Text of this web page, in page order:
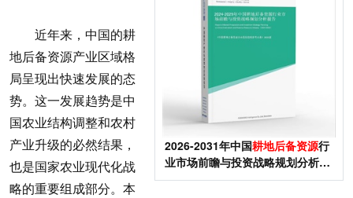
2026-2031年中国耕地后备资源行
业市场前瞻与投资战略规划分析报
告
近年来，中国的耕
地后备资源产业区域格
局呈现出快速发展的态
势。这一发展趋势是中
国农业结构调整和农村
产业升级的必然结果，
也是国家农业现代化战
略的重要组成部分。本